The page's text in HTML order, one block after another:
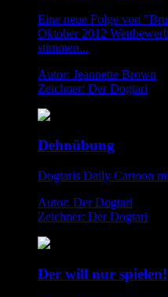
Eine neue Folge von
Oktober 2012
stimmen...
Autor: Jeannette Brown
Zeichner: Der Dogtari
Dehnübung
Dogtaris Daily Cartoon
Autor: Der Dogtari
Zeichner: Der Dogtari
Der will nur spielen!